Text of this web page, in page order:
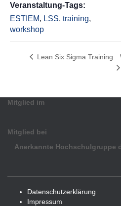
Veranstaltung-Tags:
ESTIEM, LSS, training,
workshop
Lean Six Sigma Training
Mitglied im
Mitglied bei
Anerkannte Hochschulgruppe
Datenschutzerklärung
Impressum